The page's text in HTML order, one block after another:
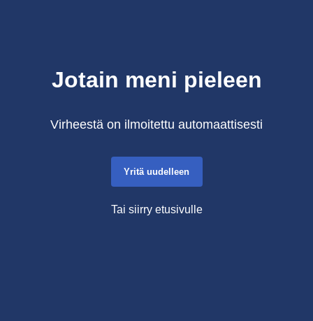
Jotain meni pieleen
Virheestä on ilmoitettu automaattisesti
Yritä uudelleen
Tai siirry etusivulle